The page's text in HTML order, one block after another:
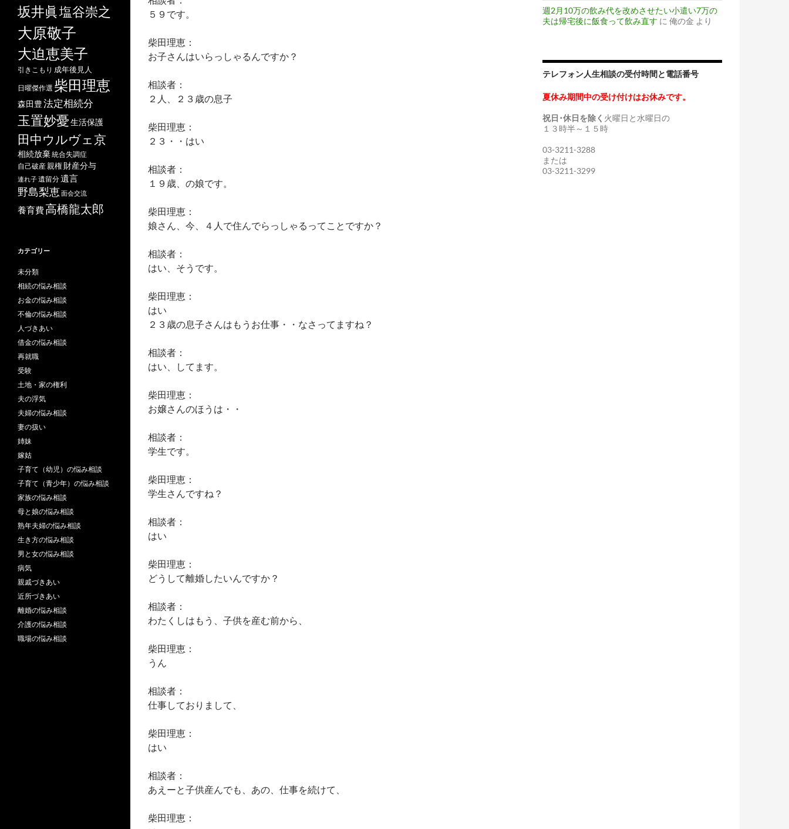
５９です。
柴田理恵：
お子さんはいらっしゃるんですか？
相談者：
２人、２３歳の息子
柴田理恵：
２３・・はい
相談者：
１９歳、の娘です。
柴田理恵：
娘さん、今、４人で住んでらっしゃるってことですか？
相談者：
はい、そうです。
柴田理恵：
はい
２３歳の息子さんはもうお仕事・・なさってますね？
相談者：
はい、してます。
柴田理恵：
お嬢さんのほうは・・
相談者：
学生です。
柴田理恵：
学生さんですね？
相談者：
はい
柴田理恵：
どうして離婚したいんですか？
相談者：
わたくしはもう、子供を産む前から、
柴田理恵：
うん
相談者：
仕事しておりまして、
柴田理恵：
はい
相談者：
あえーと子供産んでも、あの、仕事を続けて、
柴田理恵：
週2月10万の飲み代を改めさせたい小遣い7万の
夫は帰宅後に飯食って飲み直す に 俺の金 より
テレフォン人生相談の受付時間と電話番号
夏休み期間中の受け付けはお休みです。
祝日･休日を除く 火曜日と水曜日の
１３時半～１５時
03-3211-3288
または
03-3211-3299
坂井眞塩谷崇之
大原敬子
大迫恵美子
引きこもり 成年後見人
日曜傑作選 柴田理恵
森田豊法定相続分
玉置妙憂生活保護
田中ウルヴェ京
相続放棄統合失調症
自己破産親権 財産分与
連れ子遺留分遺言
野島梨恵面会交流
養育費高橋龍太郎
カテゴリー
未分類
相続の悩み相談
お金の悩み相談
不倫の悩み相談
人づきあい
借金の悩み相談
再就職
受験
土地・家の権利
夫の浮気
夫婦の悩み相談
妻の扱い
姉妹
嫁姑
子育て（幼児）の悩み相談
子育て（青少年）の悩み相談
家族の悩み相談
母と娘の悩み相談
熟年夫婦の悩み相談
生き方の悩み相談
男と女の悩み相談
病気
親戚づきあい
近所づきあい
離婚の悩み相談
介護の悩み相談
職場の悩み相談